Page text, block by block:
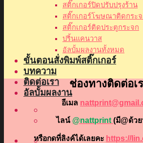
สติ๊กเกอร์ปิดปรับปรุงร้าน
สติ๊กเกอร์โฆษณาติดกระ
สติ๊กเกอร์ติดประตูกระจก
ปริ้นแคนวาส
อัลบั้มผลงานทั้งหมด
ขั้นตอนสั่งพิมพ์สติ๊กเกอร์
บทความ
ติดต่อเรา
อัลบั้มผลงาน
ช่องทางติดต่อเ
อีเมล
ไลน์ @nattprint(มี@ด้ว
หรือกดที่ลิงค์ได้เลยคะ https://